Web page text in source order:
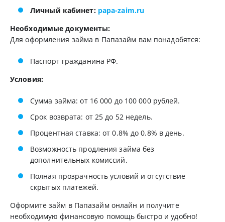
Личный кабинет: papa-zaim.ru
Необходимые документы:
Для оформления займа в Папазайм вам понадобятся:
Паспорт гражданина РФ.
Условия:
Сумма займа: от 16 000 до 100 000 рублей.
Срок возврата: от 25 до 52 недель.
Процентная ставка: от 0.8% до 0.8% в день.
Возможность продления займа без
дополнительных комиссий.
Полная прозрачность условий и отсутствие
скрытых платежей.
Оформите займ в Папазайм онлайн и получите
необходимую финансовую помощь быстро и удобно!